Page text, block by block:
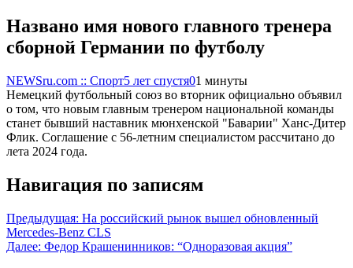
Названо имя нового главного тренера
сборной Германии по футболу
NEWSru.com :: Спорт5 лет спустя01 минуты
Немецкий футбольный союз во вторник официально объявил
о том, что новым главным тренером национальной команды
станет бывший наставник мюнхенской "Баварии" Ханс-Дитер
Флик. Соглашение с 56-летним специалистом рассчитано до
лета 2024 года.
Навигация по записям
Предыдущая: На российский рынок вышел обновленный
Mercedes-Benz CLS
Далее: Федор Крашенинников: “Одноразовая акция”